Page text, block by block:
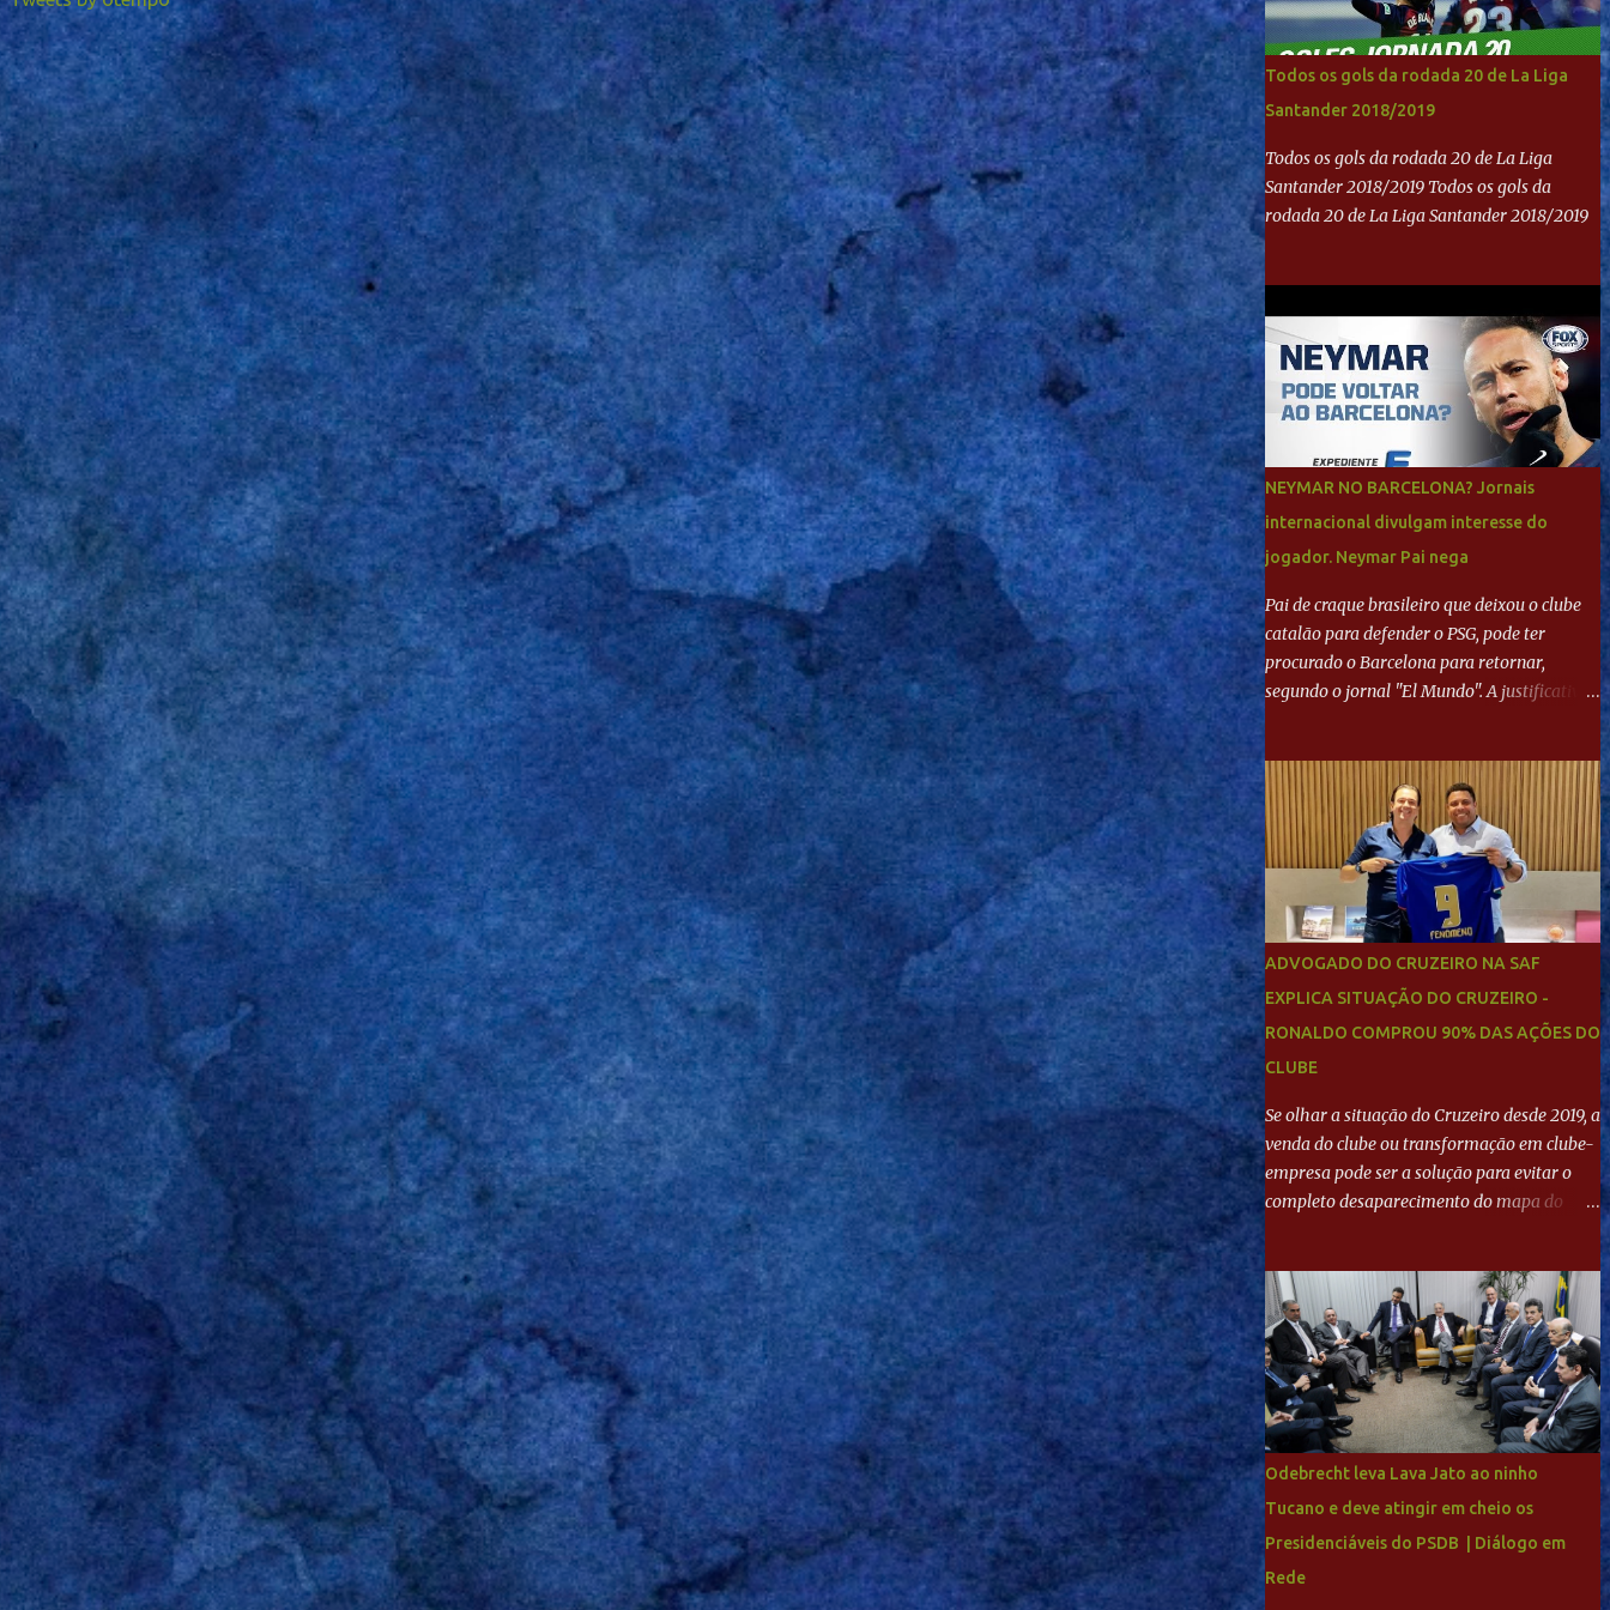
Todos os gols da rodada 20 de La Liga
Santander 2018/2019
Todos os gols da rodada 20 de La Liga
Santander 2018/2019 Todos os gols da
rodada 20 de La Liga Santander 2018/2019
NEYMAR NO BARCELONA? Jornais
internacional divulgam interesse do
jogador. Neymar Pai nega
Pai de craque brasileiro que deixou o clube
catalão para defender o PSG, pode ter
procurado o Barcelona para retornar,
segundo o jornal "El Mundo". A justificativa
"Mundo Deportivo", o empresário, Neymar
Pai, negou NEYMAR NO BARCELONA?
Jornais internacional divulgam interesse do
jogador. Neymar Pai nega
ADVOGADO DO CRUZEIRO NA SAF
EXPLICA SITUAÇÃO DO CRUZEIRO -
RONALDO COMPROU 90% DAS AÇÕES DO
CLUBE
Se olhar a situação do Cruzeiro desde 2019, a
venda do clube ou transformação em clube-
empresa pode ser a solução para evitar o
completo desaparecimento do mapa do
de milhões agora seja mercantil. Segundo
apuração da Itatiaia, Fenômeno comprou
90% das ações por R$ 400 milhões. Aporte
feito imediatamente para pagamento de
dívidas emergenciais e investimentos no
departamento de futebol. O projeto
apresentado para a recuperação do
Ronaldo sendo solidário à dívida de R$ 1
bilhão a partir de agora, mais o peso que o
ex-atacante tem no mundo do futebol, além
Odebrecht leva Lava Jato ao ninho
Tucano e deve atingir em cheio os
Presidenciáveis do PSDB | Diálogo em
Rede